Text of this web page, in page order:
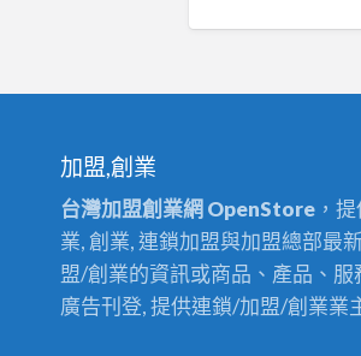
加盟,創業
台灣加盟創業網 OpenStore ，
業, 創業, 連鎖加盟與加盟總部最
盟/創業的資訊或商品、產品、服
廣告刊登, 提供連鎖/加盟/創業業